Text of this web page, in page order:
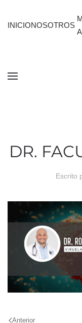
INICIONOSOTROS
DR.
Escrito
Anterior